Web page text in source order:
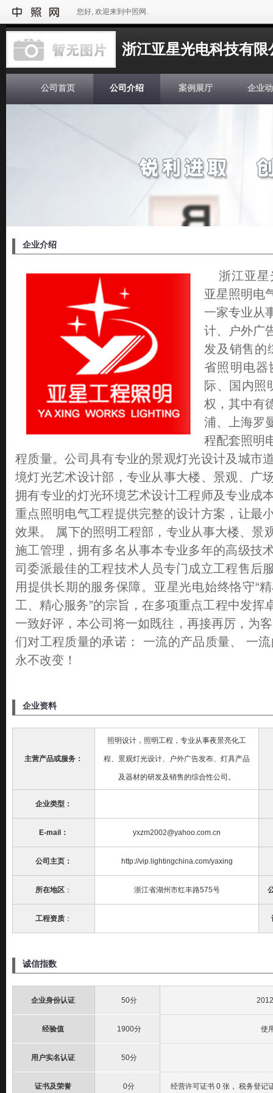
您好, 欢迎来到中照网.
浙江亚星光电科技有限
公司首页 公司介绍 案例展厅 企业
企业介绍
浙江亚
亚星照明电
一家专业从
计、户外广
发及销售的
省照明电器
际、国内照
权，其中有
浦、上海罗
程配套照明
程质量。公司具有专业的景观灯光设计及城市
境灯光艺术设计部，专业从事大楼、景观、广
拥有专业的灯光环境艺术设计工程师及专业成
重点照明电气工程提供完整的设计方案，让最
效果。 属下的照明工程部，专业从事大楼、景
施工管理，拥有多名从事本专业多年的高级技
司委派最佳的工程技术人员专门成立工程售后
用提供长期的服务保障。亚星光电始终恪守“
工、精心服务”的宗旨，在多项重点工程中发挥
一致好评，本公司将一如既往，再接再厉，为
们对工程质量的承诺： 一流的产品质量、 一
永不改变！
企业资料
主营产品或服务：
照明设计，照明工程，专业从事夜景亮化工
程、景观灯光设计、户外广告发布、灯具产品
及器材的研发及销售的综合性公司。
企业类型：
E-mail： yxzm2002@yahoo.com.cn
公司主页： http://vip.lightingchina.com/yaxing
所在地区 ： 浙江省湖州市红丰路575号
工程资质 ：
诚信指数
企业身份认证 50分
经验值 1900分 使
用户实名认证 50分
证书及荣誉 0分 经营许可证书 0 张， 税务登记